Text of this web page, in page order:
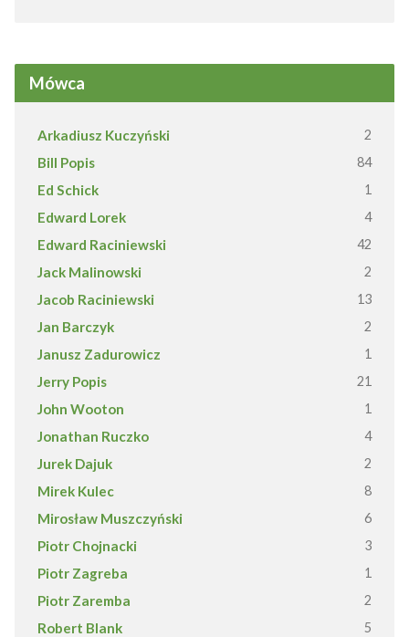
Mówca
Arkadiusz Kuczyński 2
Bill Popis 84
Ed Schick 1
Edward Lorek 4
Edward Raciniewski 42
Jack Malinowski 2
Jacob Raciniewski 13
Jan Barczyk 2
Janusz Zadurowicz 1
Jerry Popis 21
John Wooton 1
Jonathan Ruczko 4
Jurek Dajuk 2
Mirek Kulec 8
Mirosław Muszczyński 6
Piotr Chojnacki 3
Piotr Zagreba 1
Piotr Zaremba 2
Robert Blank 5